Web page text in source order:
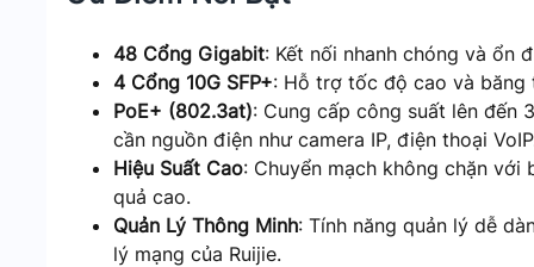
48 Cổng Gigabit: Kết nối nhanh chóng và ổn
4 Cổng 10G SFP+: Hỗ trợ tốc độ cao và băng
PoE+ (802.3at): Cung cấp công suất lên đến
cần nguồn điện như camera IP, điện thoại
Hiệu Suất Cao: Chuyển mạch không chặn
quả cao.
Quản Lý Thông Minh: Tính năng quản lý dễ
lý mạng của Ruijie.